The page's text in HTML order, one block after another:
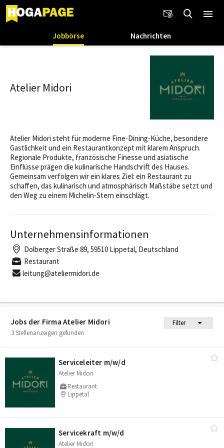
Jobbörse Nachrichten
Jobs der Firma Atelier Midori
Filter
3 Stellenanzeigen gefunden
Serviceleiter m/​w/​d
Atelier Midori
Restaurant
Lippetal
Servicekraft m/​w/​d
Atelier Midori
Atelier Midori
Atelier Midori steht für moderne Fine-Dining-Küche, besondere
Gastlichkeit und ein Restaurantkonzept mit klarem Anspruch.
Regionale Produkte, französische Finesse und asiatische
Einflüsse prägen die kulinarische Handschrift des Hauses.
Gemeinsam verfolgen wir ein klares Ziel: ein Restaurant zu
schaffen, das kulinarisch und atmosphärisch Maßstäbe setzt und
den Weg zu einem Michelin-Stern einschlägt.
Unternehmensinformationen
Dolberger Straße 89, 59510 Lippetal, Deutschland
Restaurant
leitung@ateliermidori.de